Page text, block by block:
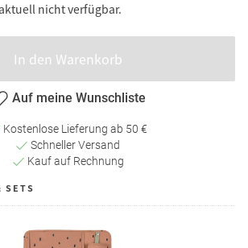
nicht verfügbar.
In den Warenkorb
Auf meine Wunschliste
Kostenlose Lieferung ab 50 €
Schneller Versand
Kauf auf Rechnung
SETS